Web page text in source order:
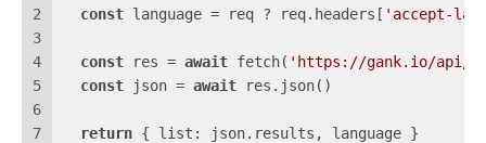
2
3
4
5
6
7
const language = req ? req.headers[ 'accept-
const res = await fetch( 'https://gank.io/api/
const json = await res.json()
return { list : json.results, language }